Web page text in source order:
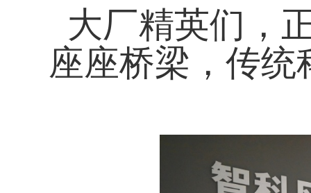
大厂精英们，
座座桥梁，传